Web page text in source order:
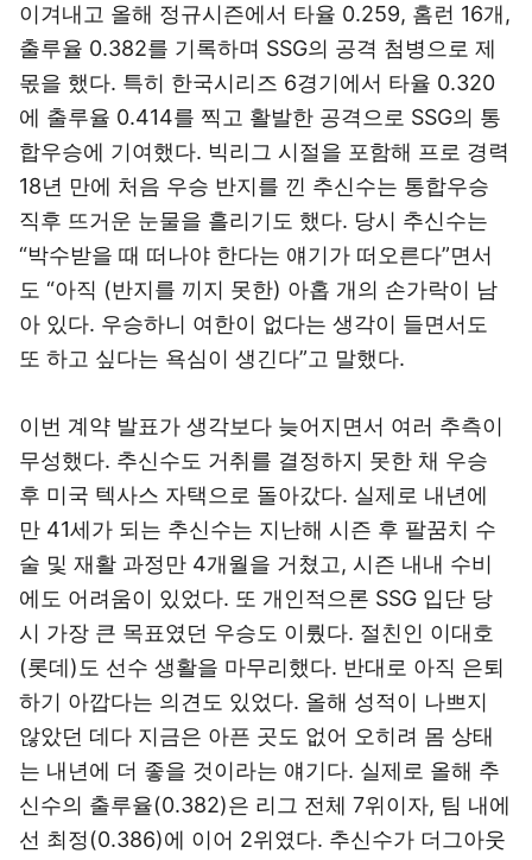
이겨내고 올해 정규시즌에서 타율 0.259, 홈런 16개,
출루율 0.382를 기록하며 SSG의 공격 첨병으로 제
몫을 했다. 특히 한국시리즈 6경기에서 타율 0.320
에 출루율 0.414를 찍고 활발한 공격으로 SSG의 통
합우승에 기여했다. 빅리그 시절을 포함해 프로 경력
18년 만에 처음 우승 반지를 낀 추신수는 통합우승
직후 뜨거운 눈물을 흘리기도 했다. 당시 추신수는
“박수받을 때 떠나야 한다는 얘기가 떠오른다”면서
도 “아직 (반지를 끼지 못한) 아홉 개의 손가락이 남
아 있다. 우승하니 여한이 없다는 생각이 들면서도
또 하고 싶다는 욕심이 생긴다”고 말했다.
이번 계약 발표가 생각보다 늦어지면서 여러 추측이
무성했다. 추신수도 거취를 결정하지 못한 채 우승
후 미국 텍사스 자택으로 돌아갔다. 실제로 내년에
만 41세가 되는 추신수는 지난해 시즌 후 팔꿈치 수
술 및 재활 과정만 4개월을 거쳤고, 시즌 내내 수비
에도 어려움이 있었다. 또 개인적으론 SSG 입단 당
시 가장 큰 목표였던 우승도 이뤘다. 절친인 이대호
(롯데)도 선수 생활을 마무리했다. 반대로 아직 은퇴
하기 아깝다는 의견도 있었다. 올해 성적이 나쁘지
않았던 데다 지금은 아픈 곳도 없어 오히려 몸 상태
는 내년에 더 좋을 것이라는 얘기다. 실제로 올해 추
신수의 출루율(0.382)은 리그 전체 7위이자, 팀 내에
선 최정(0.386)에 이어 2위였다. 추신수가 더그아웃